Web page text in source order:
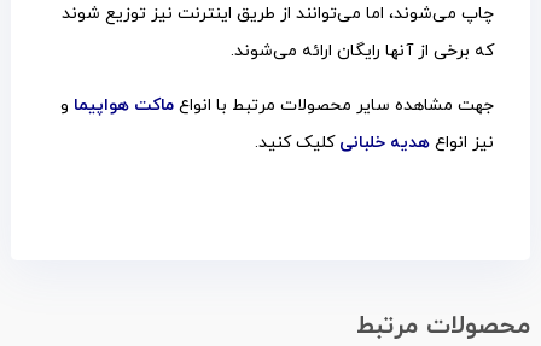
چاپ می‌شوند، اما می‌توانند از طریق اینترنت نیز توزیع شوند
که برخی از آنها رایگان ارائه می‌شوند.
جهت مشاهده سایر محصولات مرتبط با انواع ماکت هواپیما و
نیز انواع هدیه خلبانی کلیک کنید.
محصولات مرتبط